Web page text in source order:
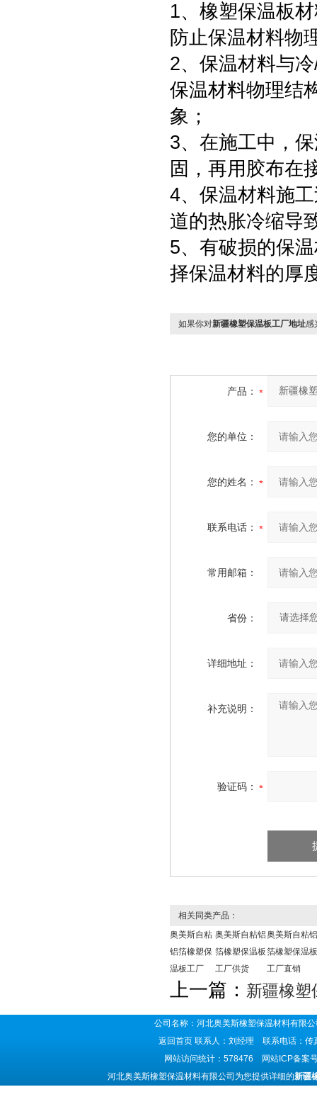
1、橡塑保温板
防止保温材料物
2、保温材料与
保温材料物理结
象；
3、在施工中，
固，再用胶布在
4、保温材料施
道的热胀冷缩导
5、有破损的保
择保温材料的厚
如果你对新疆橡塑保温板工厂地址感
产品：
您的单位：
您的姓名：
联系电话：
常用邮箱：
省份：
详细地址：
补充说明：
验证码：
相关同类产品：
奥美斯自粘
铝箔橡塑保
温板工厂
奥美斯自粘铝
箔橡塑保温板
工厂供货
奥美斯自粘铝
箔橡塑保温板
工厂直销
上一篇： 新疆橡塑
公司名称：河北奥美斯橡塑保温材料有
返回首页 联系人：刘经理 联系电话：
网站访问统计：578476 网站ICP备案
河北奥美斯橡塑保温材料有限公司为您提供详细的新疆